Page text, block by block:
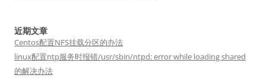
近期文章
Centos配置NFS挂载分区的办法
linux配置ntp服务时报错/usr/sbin/ntpd: error while loading shared
的解决办法